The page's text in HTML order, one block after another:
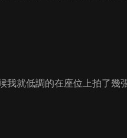
我就低調的在座位上拍了幾